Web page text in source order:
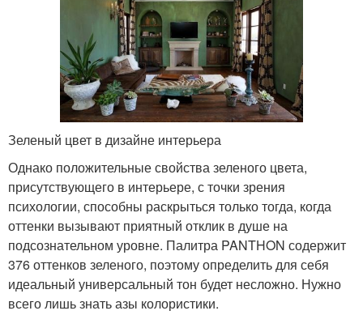
Зеленый цвет в дизайне интерьера
Однако положительные свойства зеленого цвета,
присутствующего в интерьере, с точки зрения
психологии, способны раскрыться только тогда, когда
оттенки вызывают приятный отклик в душе на
подсознательном уровне. Палитра PANTHON содержит
376 оттенков зеленого, поэтому определить для себя
идеальный универсальный тон будет несложно. Нужно
всего лишь знать азы колористики.